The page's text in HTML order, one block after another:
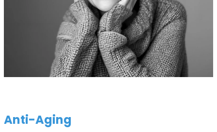
Anti-Aging